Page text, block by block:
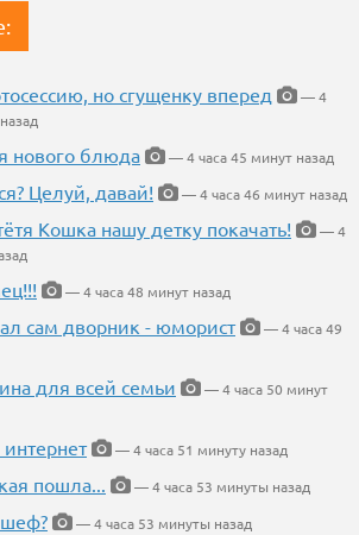
но сгущенку вперед
— 4
нового блюда
— 4 часа 45 минут назад
Целуй, давай!
— 4 часа 46 минут назад
Кошка нашу детку покачать!
— 4
— 4 часа 48 минут назад
сам дворник - юморист
— 4 часа 49
для всей семьи
— 4 часа 50 минут
— 4 часа 51 минуту назад
пошла...
— 4 часа 53 минуты назад
— 4 часа 53 минуты назад